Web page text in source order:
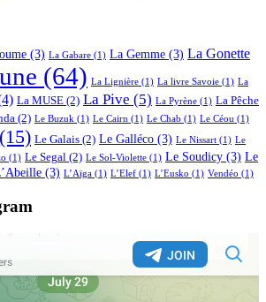
(3) La Gabare (1) La Gemme (3) La Gonette
(64) La Lignière (1) La livre Savoie (1) La
La MUSE (2) La Pive (5) La Pyrène (1) La Pêche
(2) Le Buzuk (1) Le Cairn (1) Le Chab (1) Le Céou (1)
(15) Le Galais (2) Le Galléco (3) Le Nissart (1) Le
(1) Le Segal (2) Le Sol-Violette (1) Le Soudicy (3) Le
(3) L’Aïga (1) L’Elef (1) L’Eusko (1) Vendéo (1)